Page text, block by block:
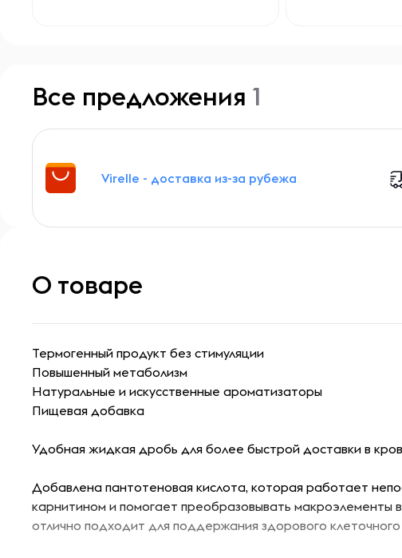
Все предложения 1
Virelle - доставка из-за рубежа
О товаре
Термогенный продукт без стимуляции
Повышенный метаболизм
Натуральные и искусственные ароматизаторы
Пищевая добавка
Удобная жидкая дробь для более быстрой доставки в
Добавлена пантотеновая кислота, которая работает
карнитином и помогает преобразовывать макроэлементы
отлично подходит для поддержания здорового